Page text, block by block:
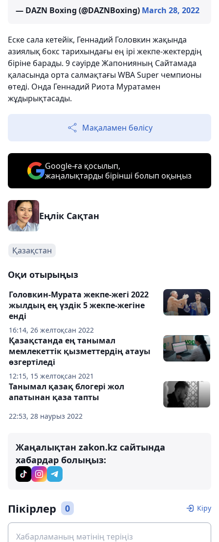
— DAZN Boxing (@DAZNBoxing) March 28, 2022
Еске сала кетейік, Геннадий Головкин жақында
азиялық бокс тарихындағы ең ірі жекпе-жектердің
біріне барады. 9 сәуірде Жапонияның Сайтамада
қаласында орта салмақтағы WBA Super чемпионы
өтеді. Онда Геннадий Риота Муратамен
жұдырықтасады.
Мақаламен бөлісу
Google-ға қосылып,
жаңалықтарды бірінші болып оқыңыз
Еңлік Сақтан
Қазақстан
Оқи отырыңыз
16:14, 26 желтоқсан 2022
Головкин-Мурата жекпе-жегі 2022
жылдың ең үздік 5 жекпе-жегіне
енді
12:15, 15 желтоқсан 2021
Қазақстанда ең танымал
мемлекеттік қызметтердің атауы
өзгертіледі
22:53, 28 наурыз 2022
Танымал қазақ блогері жол
апатынан қаза тапты
Жаңалықтан zakon.kz сайтында
хабардар болыңыз:
Пікірлер 0 Кіру